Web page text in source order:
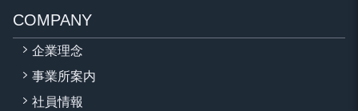
COMPANY
企業理念
事業所案内
社員情報